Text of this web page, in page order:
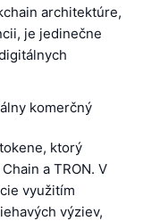
architektúre,
je jedinečne
komerčný
ktorý
a TRON. V
využitím
výziev,